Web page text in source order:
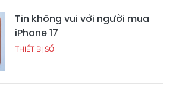
Tin không vui với người mua
iPhone 17
THIẾT BỊ SỐ